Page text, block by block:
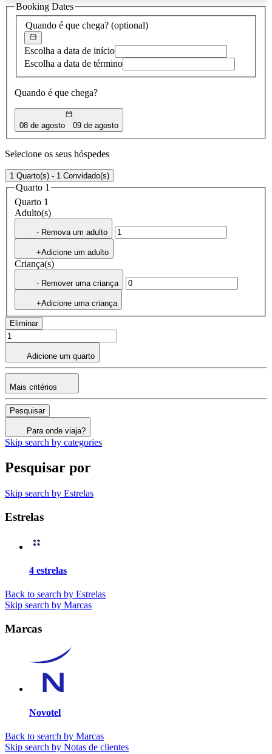
encontrada
Quando é que chega? (optional)
Escolha a data de início
Escolha a data de término
Quando é que chega?
08 de agosto 09 de agosto
Booking Dates
Selecione os seus hóspedes
1 Quarto(s) - 1 Convidado(s)
Quarto 1
Quarto 1
Adulto(s)
- Remova um adulto
+Adicione um adulto
Criança(s)
- Remover uma criança
+Adicione uma criança
Eliminar
Adicione um quarto
Mais critérios
Pesquisar
Para onde viaja?
Skip search by categories
Pesquisar por
Skip search by Estrelas
Estrelas
4 estrelas
Back to search by Estrelas
Skip search by Marcas
Marcas
Novotel
Back to search by Marcas
Skip search by Notas de clientes